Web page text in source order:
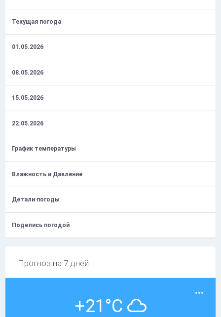
Текущая погода
01.05.2026
08.05.2026
15.05.2026
22.05.2026
График температуры
Влажность и Давление
Детали погоды
Поделись погодой
Прогноз на 7 дней
+21°C